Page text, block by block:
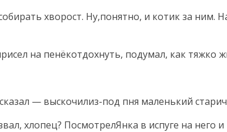
хворост. Ну,понятно, и котик за ним.
на пенёкотдохнуть, подумал, как тяжко
— выскочилиз-под пня маленький
хлопец? ПосмотрелЯнка в испуге на него и